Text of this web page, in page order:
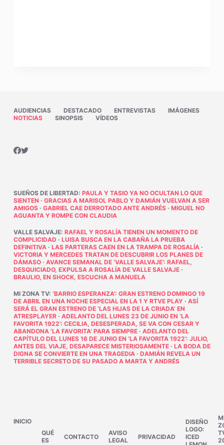
AUDIENCIAS DESTACADO ENTREVISTAS
IMÁGENES
NOTICIAS
SINOPSIS VÍDEOS
SUEÑOS DE LIBERTAD: PAULA Y TASIO YA NO OCULTAN LO QUE
SIENTEN · GRACIAS A MARISOL PABLO Y DAMIÁN VUELVAN A SER
AMIGOS· GABRIEL CAE DERROTADO ANTE ANDRÉS· MIGUEL NO
AGUANTA Y ROMPE CON CLAUDIA
VALLE SALVAJE: RAFAEL Y ROSALÍA TIENEN UN MOMENTO DE
COMPLICIDAD · LUISA BUSCA EN LA CABAÑA LA PRUEBA
DEFINITIVA· LAS PARTERAS CAEN EN LA TRAMPA DE ROSALÍA·
VICTORIA Y MERCEDES TRATAN DE DESCUBRIR LOS PLANES DE
DÁMASO· AVANCE SEMANAL DE ‘VALLE SALVAJE’: RAFAEL,
DESQUICIADO, EXPULSA A ROSALÍA DE VALLE SALVAJE·
BRAULIO, EN SHOCK, ESCUCHA A MANUELA
MI ZONA TV: ‘BARRIO ESPERANZA’: GRAN ESTRENO DOMINGO 19
DE ABRIL EN UNA NOCHE ESPECIAL EN LA 1 Y RTVE PLAY· ASÍ
SERÁ EL GRAN ESTRENO DE ‘LAS HIJAS DE LA CRIADA’ EN
ATRESPLAYER· ADELANTO DEL LUNES 23 DE JUNIO EN ‘LA
FAVORITA 1922’: CECILIA, DESESPERADA, SE VA CON CESAR Y
ABANDONA ‘LA FAVORITA’ PARA SIEMPRE· ADELANTO DEL
CAPÍTULO DEL LUNES 16 DE JUNIO EN ‘LA FAVORITA 1922’: JULIO,
ANTES DEL VIAJE, DESAPARECE MISTERIOSAMENTE· LA BODA DE
DIGNA SE CONVIERTE EN UNA TRAGEDIA· DAMIÁN REVELA UN
TERRIBLE SECRETO DE SU PASADO A MARTA Y ANDRÉS
INICIO
QUÉ
ES
CONTACTO
AVISO
LEGAL
PRIVACIDAD
DISEÑO
LOGO:
ICED